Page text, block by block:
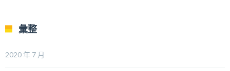
彙整
2020 年 7 月